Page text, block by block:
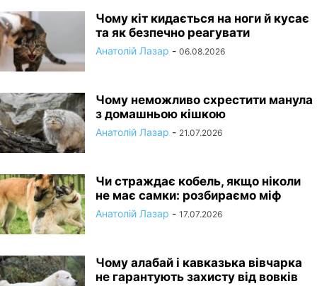
Чому кіт кидається на ноги й кусає
та як безпечно реагувати
Анатолій Лазар - 06.08.2026
Чому неможливо схрестити манула
з домашньою кішкою
Анатолій Лазар - 21.07.2026
Чи страждає кобель, якщо ніколи
не має самки: розбираємо міф
Анатолій Лазар - 17.07.2026
Чому алабай і кавказька вівчарка
не гарантують захисту від вовків